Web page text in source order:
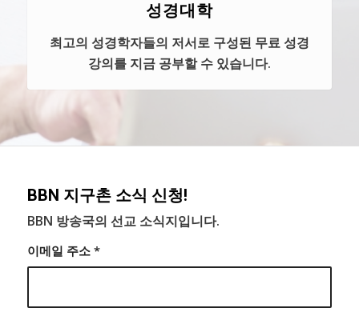
성경대학
최고의 성경학자들의 저서로 구성된 무료 성경
강의를 지금 공부할 수 있습니다.
BBN 지구촌 소식 신청!
BBN 방송국의 선교 소식지입니다.
이메일 주소 *